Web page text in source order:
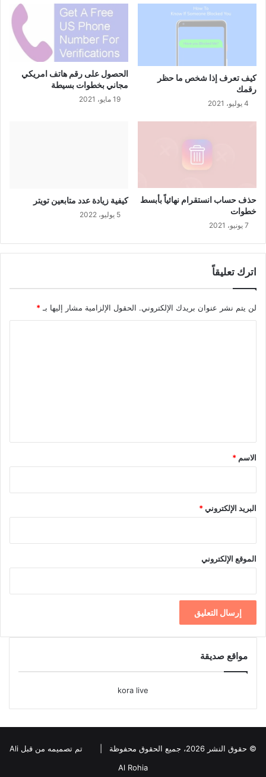
كيف تعرف إذا شخص ما حظر
رقمك
4 يوليو، 2021
الحصول على رقم هاتف امريكي
مجاني بخطوات بسيطة
19 مايو، 2021
حذف حساب انستقرام نهائياً بأبسط
خطوات
7 يونيو، 2021
كيفية زيادة عدد متابعين تويتر
5 يوليو، 2022
اترك تعليقاً
لن يتم نشر عنوان بريدك الإلكتروني. الحقول الإلزامية مشار إليها بـ *
*
الاسم *
البريد الإلكتروني*
الموقع الإلكتروني
مواقع صديقة
kora live
© حقوق النشر 2026، جميع الحقوق محفوظة |
تم تصميمه من قبل Ali
Al Rohia